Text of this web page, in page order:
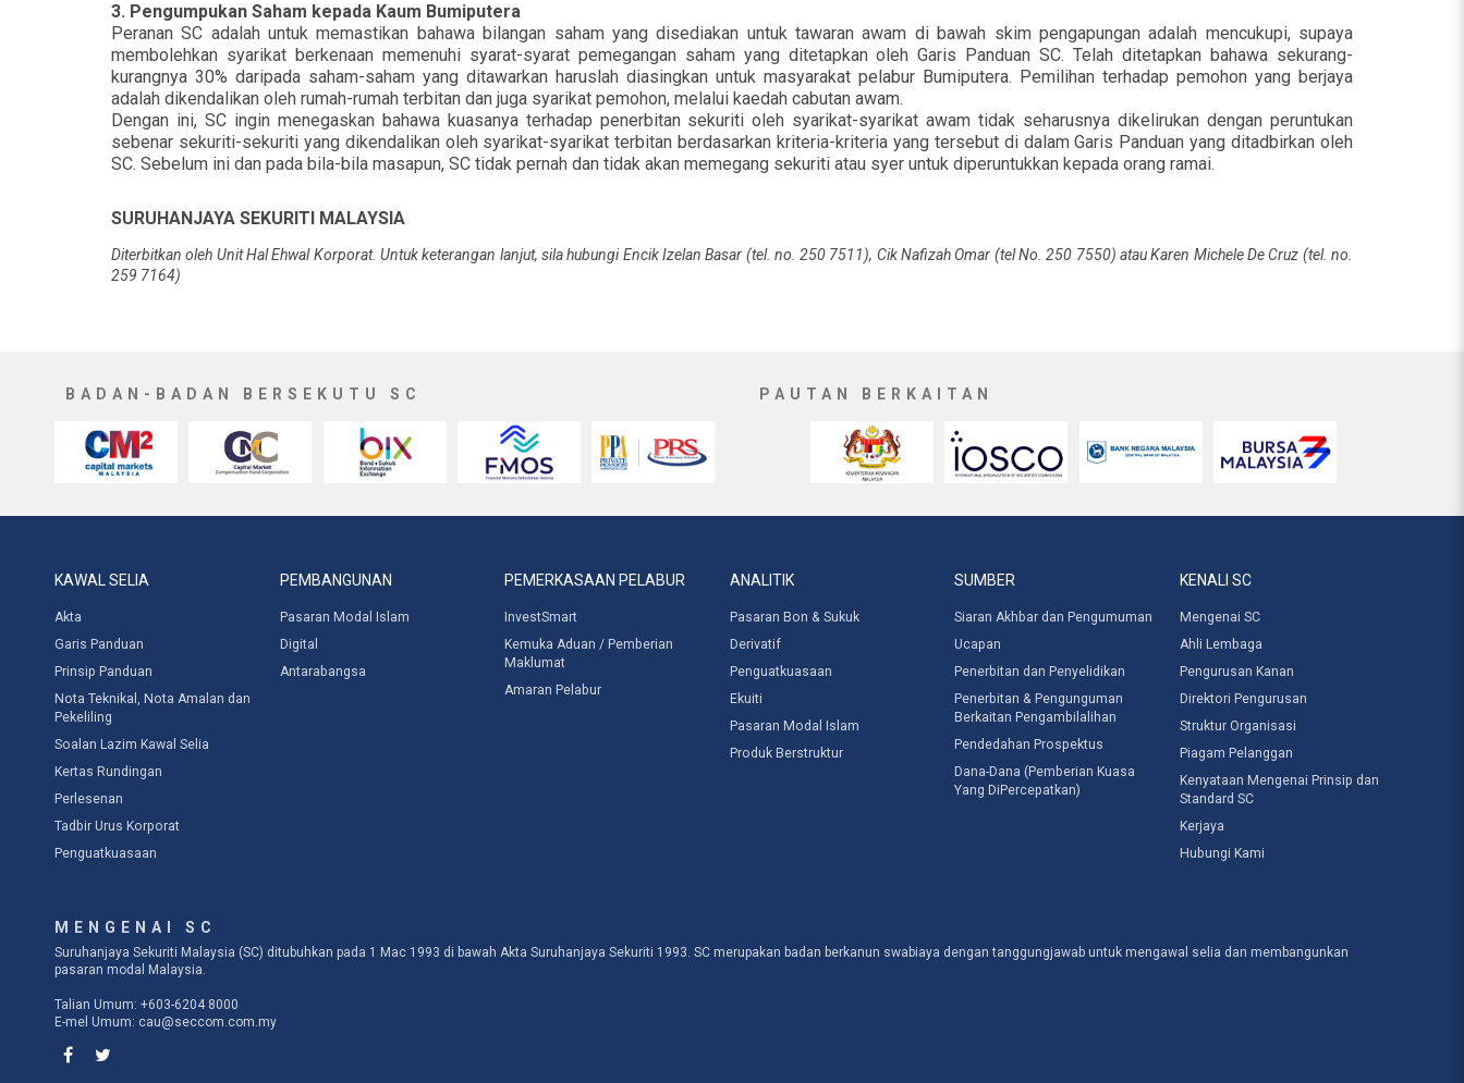
3. Pengumpukan Saham kepada Kaum Bumiputera
Peranan SC adalah untuk memastikan bahawa bilangan saham yang disediakan untuk tawaran awam di bawah skim pengapungan adalah mencukupi, supaya
membolehkan syarikat berkenaan memenuhi syarat-syarat pemegangan saham yang ditetapkan oleh Garis Panduan SC. Telah ditetapkan bahawa sekurang-
kurangnya 30% daripada saham-saham yang ditawarkan haruslah diasingkan untuk masyarakat pelabur Bumiputera. Pemilihan terhadap pemohon yang berjaya
adalah dikendalikan oleh rumah-rumah terbitan dan juga syarikat pemohon, melalui kaedah cabutan awam.
Dengan ini, SC ingin menegaskan bahawa kuasanya terhadap penerbitan sekuriti oleh syarikat-syarikat awam tidak seharusnya dikelirukan dengan peruntukan
sebenar sekuriti-sekuriti yang dikendalikan oleh syarikat-syarikat terbitan berdasarkan kriteria-kriteria yang tersebut di dalam Garis Panduan yang ditadbirkan oleh
SC. Sebelum ini dan pada bila-bila masapun, SC tidak pernah dan tidak akan memegang sekuriti atau syer untuk diperuntukkan kepada orang ramai.
SURUHANJAYA SEKURITI MALAYSIA
Diterbitkan oleh Unit Hal Ehwal Korporat. Untuk keterangan lanjut, sila hubungi Encik Izelan Basar (tel. no. 250 7511), Cik Nafizah Omar (tel No. 250 7550) atau Karen Michele De Cruz (tel. no.
259 7164)
BADAN-BADAN BERSEKUTU SC PAUTAN BERKAITAN
KAWAL SELIA
Akta
Garis Panduan
Prinsip Panduan
Nota Teknikal, Nota Amalan dan
Pekeliling
Soalan Lazim Kawal Selia
Kertas Rundingan
Perlesenan
Tadbir Urus Korporat
Penguatkuasaan
PEMBANGUNAN
Pasaran Modal Islam
Digital
Antarabangsa
PEMERKASAAN PELABUR
InvestSmart
Kemuka Aduan / Pemberian
Maklumat
Amaran Pelabur
ANALITIK
Pasaran Bon & Sukuk
Derivatif
Penguatkuasaan
Ekuiti
Pasaran Modal Islam
Produk Berstruktur
SUMBER
Siaran Akhbar dan Pengumuman
Ucapan
Penerbitan dan Penyelidikan
Penerbitan & Pengunguman
Berkaitan Pengambilalihan
Pendedahan Prospektus
Dana-Dana (Pemberian Kuasa
Yang DiPercepatkan)
KENALI SC
Mengenai SC
Ahli Lembaga
Pengurusan Kanan
Direktori Pengurusan
Struktur Organisasi
Piagam Pelanggan
Kenyataan Mengenai Prinsip dan
Standard SC
Kerjaya
Hubungi Kami
MENGENAI SC
Suruhanjaya Sekuriti Malaysia (SC) ditubuhkan pada 1 Mac 1993 di bawah Akta Suruhanjaya Sekuriti 1993. SC merupakan badan berkanun swabiaya dengan tanggungjawab untuk mengawal selia dan membangunkan
pasaran modal Malaysia.
Talian Umum: +603-6204 8000
E-mel Umum: cau@seccom.com.my